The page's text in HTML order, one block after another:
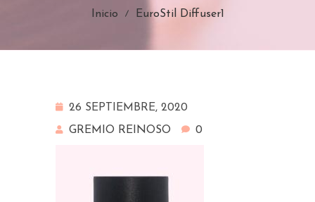
Inicio EuroStil Diffuser1
26 SEPTIEMBRE, 2020
GREMIO REINOSO
0